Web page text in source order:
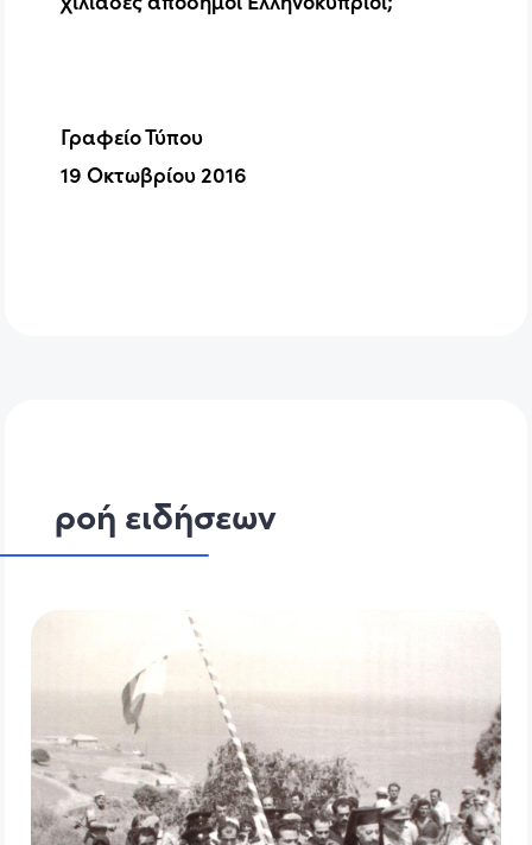
Γραφείο Τύπου
19 Οκτωβρίου 2016
ροή ειδήσεων